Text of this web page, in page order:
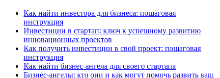
Как найти инвестора для бизнеса: пошаговая
инструкция
Инвестиции в стартап: ключ к успешному развитию
инновационных проектов
Как получить инвестиции в свой проект: пошаговая
инструкция
Как найти бизнес-ангела для своего стартапа
Бизнес-ангелы: кто они и как могут помочь развить ваш